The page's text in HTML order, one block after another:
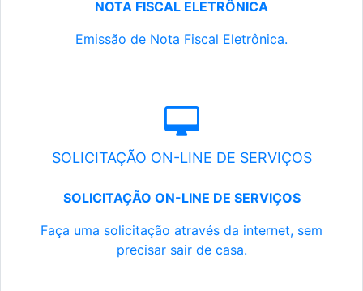
NOTA FISCAL ELETRÔNICA
Emissão de Nota Fiscal Eletrônica.
SOLICITAÇÃO ON-LINE DE SERVIÇOS
SOLICITAÇÃO ON-LINE DE SERVIÇOS
Faça uma solicitação através da internet, sem
precisar sair de casa.